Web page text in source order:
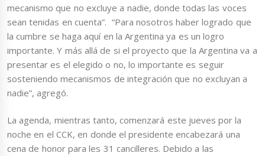
mecanismo que no excluye a nadie, donde todas las voces
sean tenidas en cuenta”. “Para nosotros haber logrado que
la cumbre se haga aquí en la Argentina ya es un logro
importante. Y más allá de si el proyecto que la Argentina va a
presentar es el elegido o no, lo importante es seguir
sosteniendo mecanismos de integración que no excluyan a
nadie”, agregó.
La agenda, mientras tanto, comenzará este jueves por la
noche en el CCK, en donde el presidente encabezará una
cena de honor para les 31 cancilleres. Debido a las